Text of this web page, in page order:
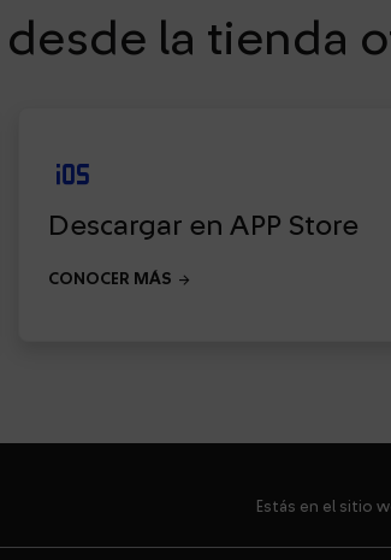
desde la tienda
ios
Descargar en APP Store
CONOCER MÁS arrow_forward
Estás en el sitio